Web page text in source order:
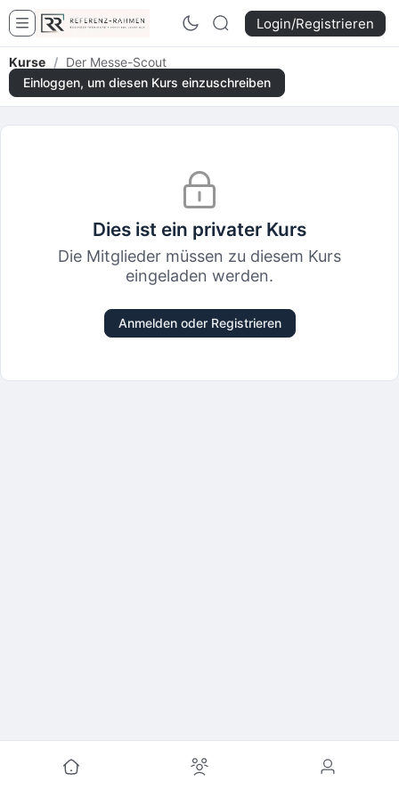
Login/Registrieren
Kurse / Der Messe-Scout
Einloggen, um diesen Kurs einzuschreiben
Dies ist ein privater Kurs
Die Mitglieder müssen zu diesem Kurs
eingeladen werden.
Anmelden oder Registrieren